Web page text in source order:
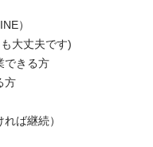
）
大丈夫です)
できる方
方
れば継続）